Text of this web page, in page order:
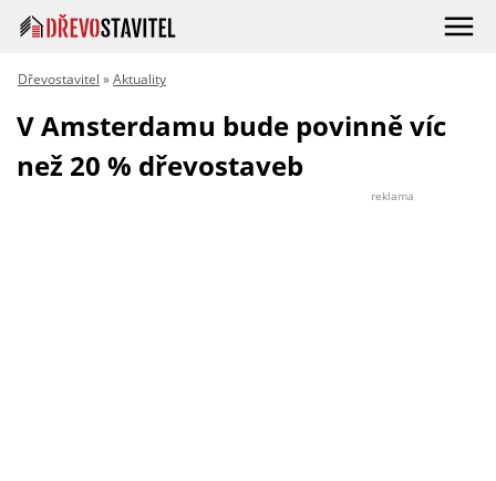
Dřevostavitel »Aktuality
V Amsterdamu bude povinně víc
než 20 % dřevostaveb
reklama